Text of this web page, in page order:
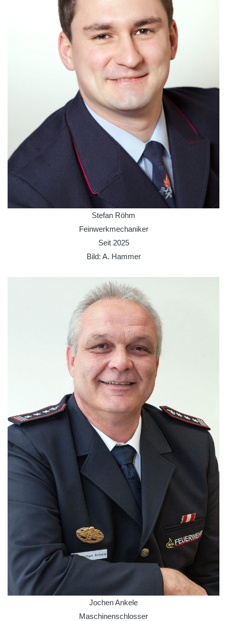
Stefan Röhm
Feinwerkmechaniker
Seit 2025
Bild: A. Hammer
Jochen Ankele
Maschinenschlosser